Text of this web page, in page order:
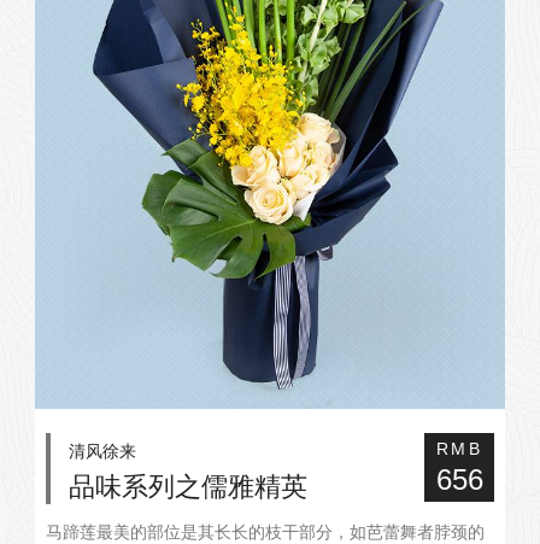
清风徐来
品味系列之儒雅精英
RMB
656
马蹄莲最美的部位是其长长的枝干部分，如芭蕾舞者脖颈的